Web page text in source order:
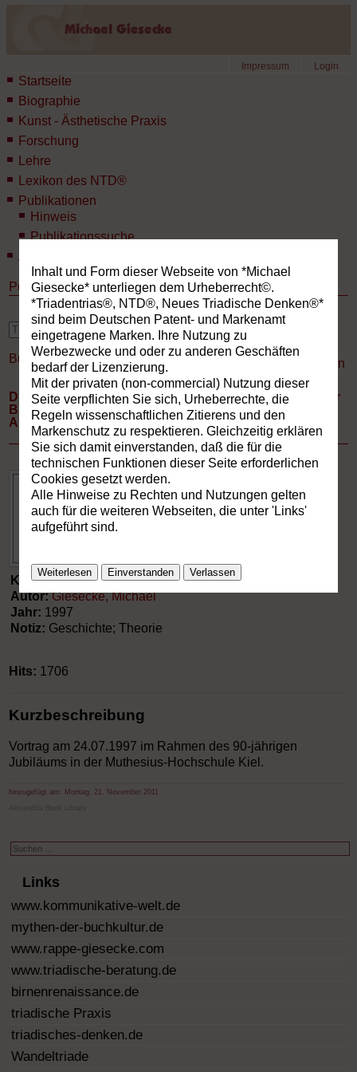
Login
Impressum
Startseite
Biographie
Kunst - Ästhetische Praxis
Forschung
Lehre
Lexikon des NTD®
Publikationen
Hinweis
Publikationssuche
Aktuelles
Suchen
Links
www.kommunikative-welt.de
mythen-der-buchkultur.de
www.rappe-giesecke.com
www.triadische-beratung.de
birnenrenaissance.de
triadische Praxis
triadisches-denken.de
Wandeltriade
Publikationen
Buchverzeichnis» Vorträge Drucken
Die Emanzipation der Informationsgesellschaft von der
Buchkultur. Abhängigkeit, Gegenabhängigkeit,
Autonomie.
Kategorie:Vorträge
Autor:Giesecke, Michael
Jahr: 1997
Notiz: Geschichte; Theorie
Hits: 1706
Kurzbeschreibung
Vortrag am 24.07.1997 im Rahmen des 90-jährigen
Jubiläums in der Muthesius-Hochschule Kiel.
hinzugefügt am: Montag, 21. November 2011
Inhalt und Form dieser Webseite von *Michael
Giesecke* unterliegen dem Urheberrecht©.
*Triadentrias®, NTD®, Neues Triadische Denken®*
sind beim Deutschen Patent- und Markenamt
eingetragene Marken. Ihre Nutzung zu
Werbezwecke und oder zu anderen Geschäften
bedarf der Lizenzierung.
Mit der privaten (non-commercial) Nutzung dieser
Seite verpflichten Sie sich, Urheberrechte, die
Regeln wissenschaftlichen Zitierens und den
Markenschutz zu respektieren. Gleichzeitig erklären
Sie sich damit einverstanden, daß die für die
technischen Funktionen dieser Seite erforderlichen
Cookies gesetzt werden.
Alle Hinweise zu Rechten und Nutzungen gelten
auch für die weiteren Webseiten, die unter 'Links'
aufgeführt sind.
Weiterlesen Einverstanden Verlassen